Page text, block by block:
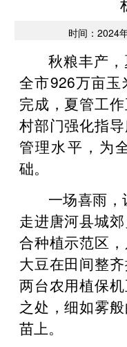
时间：2024
秋粮丰产
全市926万亩
完成，夏管工
村部门强化指
管理水平，为
础。
一场喜雨，
走进唐河县城
合种植示范区
大豆在田间整
两台农用植保
之处，细如雾
苗上。